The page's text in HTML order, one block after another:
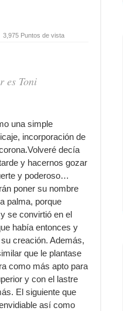
3,975 Puntos de vista
es Toni
una simple
incorporación de
decía
y hacernos gozar
y poderoso…
poner su nombre
palma, porque
se convirtió en el
había entonces y
creación. Además,
que le plantase
como más apto para
y con el lastre
El siguiente que
así como